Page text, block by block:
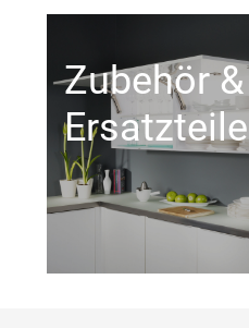
Zubehör &
Ersatzteile